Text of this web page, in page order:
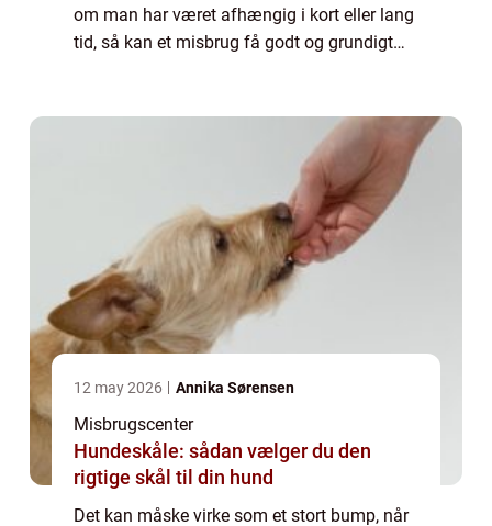
om man har været afhængig i kort eller lang
tid, så kan et misbrug få godt og grundigt
12 may 2026 Annika Sørensen
Misbrugscenter
Hundeskåle: sådan vælger du den
rigtige skål til din hund
Det kan måske virke som et stort bump, når